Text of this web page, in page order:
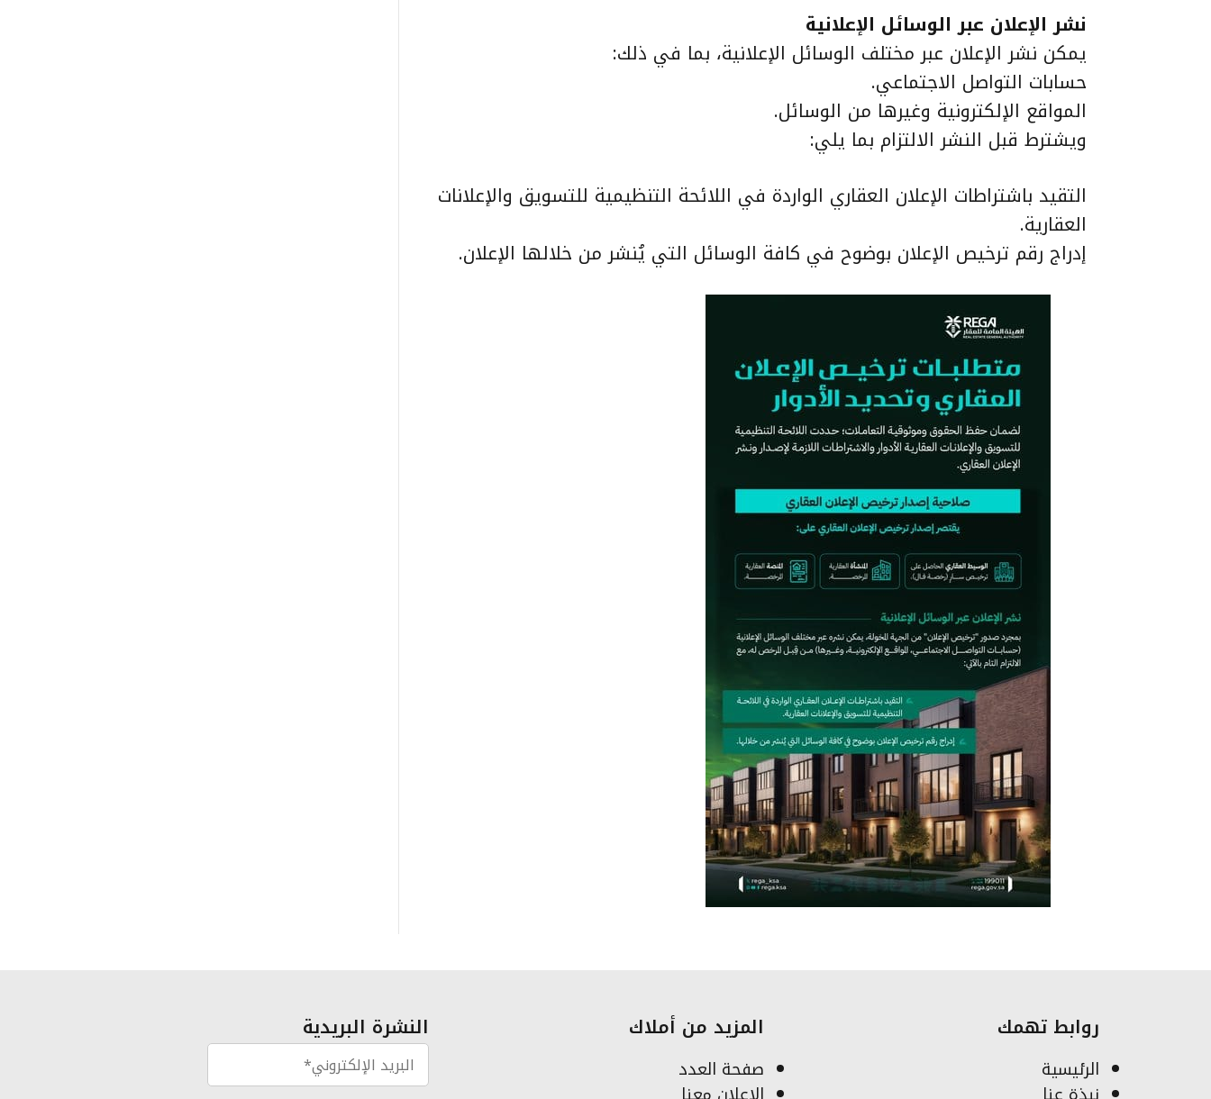
نشر الإعلان عبر الوسائل الإعلانية
يمكن نشر الإعلان عبر مختلف الوسائل الإعلانية، بما في ذلك:
حسابات التواصل الاجتماعي.
المواقع الإلكترونية وغيرها من الوسائل.
ويشترط قبل النشر الالتزام بما يلي:
التقيد باشتراطات الإعلان العقاري الواردة في اللائحة التنظيمية للتسويق والإعلانات
العقارية.
إدراج رقم ترخيص الإعلان بوضوح في كافة الوسائل التي يُنشر من خلالها الإعلان.
روابط تهمك
الرئيسية
المزيد من أملاك
صفحة العدد
النشرة البريدية